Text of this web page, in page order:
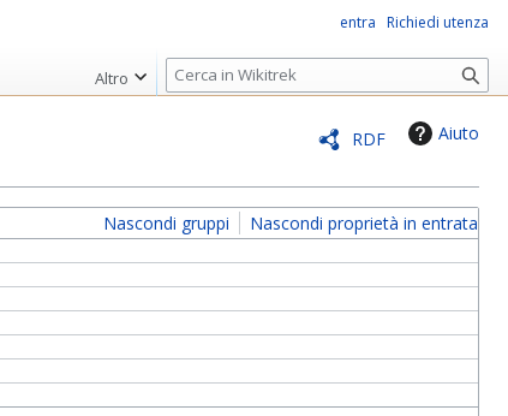
RDF Aiuto
Nascondi gruppi
Nascondi proprietà in entrata
entra Richiedi utenza
Altro
R
i
r
c
a